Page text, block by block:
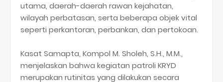
utama, daerah-daerah rawan kejahatan,
wilayah perbatasan, serta beberapa objek vital
seperti perkantoran, perbankan, dan pertokoan.
Kasat Samapta, Kompol M. Sholeh, S.H., M.M.,
menjelaskan bahwa kegiatan patroli KRYD
merupakan rutinitas yang dilakukan secara